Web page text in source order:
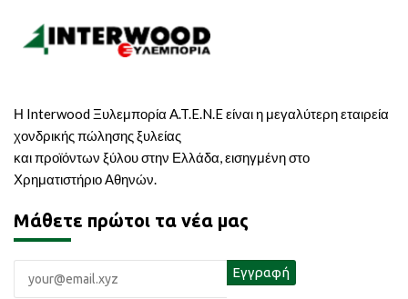
Η Interwood Ξυλεμπορία A.T.E.N.E είναι η μεγαλύτερη εταιρεία
χονδρικής πώλησης ξυλείας
και προϊόντων ξύλου στην Ελλάδα, εισηγμένη στο
Χρηματιστήριο Αθηνών.
Μάθετε πρώτοι τα νέα μας